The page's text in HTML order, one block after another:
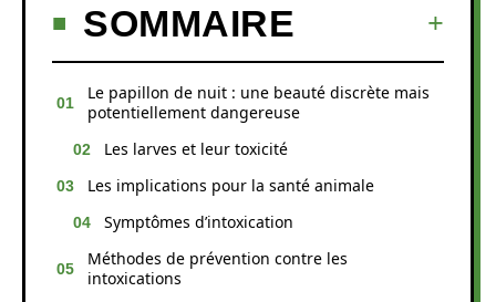
SOMMAIRE
Le papillon de nuit : une beauté discrète mais
potentiellement dangereuse
Les larves et leur toxicité
Les implications pour la santé animale
Symptômes d’intoxication
Méthodes de prévention contre les
intoxications